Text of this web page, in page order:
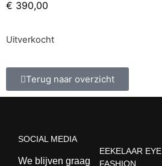
€ 390,00
Uitverkocht
Terug naar overzicht
SOCIAL MEDIA
We blijven graag
EEKELAAR EYE
FASHION